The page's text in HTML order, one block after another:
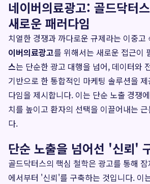
네이버의료광고: 골드닥터
새로운 패러다임
치열한 경쟁과 까다로운 규제라는 이중고
이버의료광고를 위해서는 새로운 접근이
스는 단순한 광고 대행을 넘어, 데이터와
기반으로 한 통합적인 마케팅 솔루션을
다임을 제시합니다. 이는 단순 노출 경쟁
치를 높이고 환자의 선택을 이끌어내는
다.
단순 노출을 넘어선 '신뢰'
골드닥터스의 핵심 철학은 광고를 통해
에서부터 '신뢰'를 구축하는 것입니다. 이